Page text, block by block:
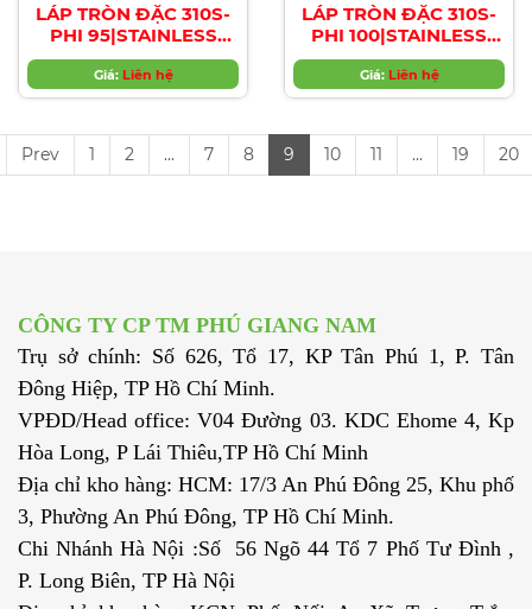
LÁP TRÒN ĐẶC 310S-
PHI 95|STAINLESS
STEEL 310S ROUND
BAR , Diameter 95mm
Giá: Liên hệ
LÁP TRÒN ĐẶC 310S-
PHI 100|STAINLESS
STEEL 310S ROUND
BAR , Diameter
100mm
Giá: Liên hệ
Prev 1 2 ... 7 8 9 10 11 ... 19 20
CÔNG TY CP TM PHÚ GIANG NAM
Trụ sở chính: Số 626, Tổ 17, KP Tân Phú 1, P. Tân
Đông Hiệp, TP Hồ Chí Minh.
VPĐD/Head office: V04 Đường 03. KDC Ehome 4, Kp
Hòa Long, P Lái Thiêu,TP Hồ Chí Minh
Địa chỉ kho hàng: HCM: 17/3 An Phú Đông 25, Khu phố
3, Phường An Phú Đông, TP Hồ Chí Minh.
Chi Nhánh Hà Nội :Số 56 Ngõ 44 Tổ 7 Phố Tư Đình ,
P. Long Biên, TP Hà Nội